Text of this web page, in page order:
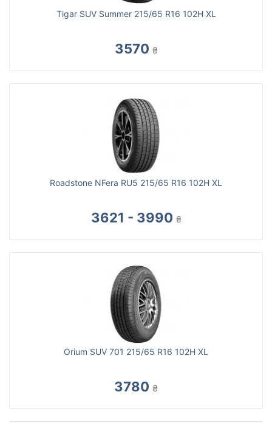
Tigar SUV Summer 215/65 R16 102H XL
3570 ₴
Roadstone NFera RU5 215/65 R16 102H XL
3621 - 3990 ₴
Orium SUV 701 215/65 R16 102H XL
3780 ₴